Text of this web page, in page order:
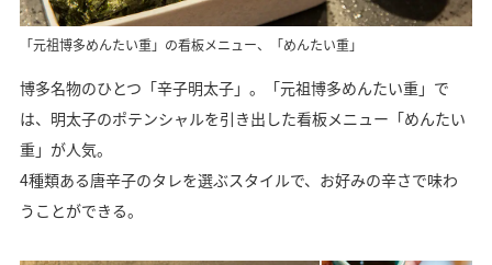
「元祖博多めんたい重」の看板メニュー、「めんたい重」
博多名物のひとつ「辛子明太子」。「元祖博多めんたい重」で
は、明太子のポテンシャルを引き出した看板メニュー「めんたい
重」が人気。
4種類ある唐辛子のタレを選ぶスタイルで、お好みの辛さで味わ
うことができる。